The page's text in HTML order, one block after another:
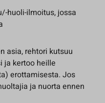
huoli-ilmoitus, jossa
asia, rehtori kutsuu
ja kertoo heille
erottamisesta. Jos
ja nuorta ennen